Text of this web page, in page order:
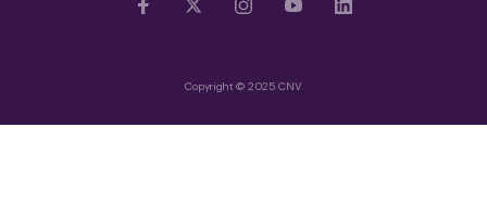
Copyright © 2025 CNV